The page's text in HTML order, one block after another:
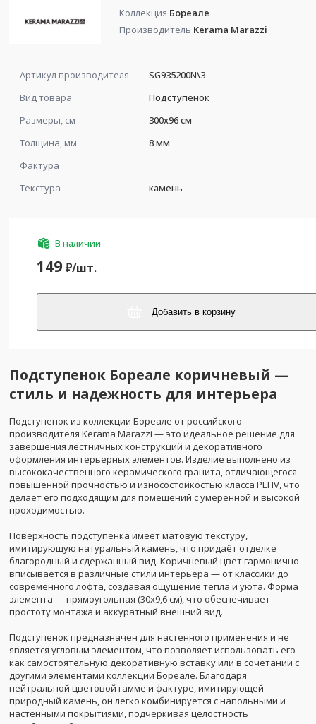
Коллекция Бореале
Производитель Kerama Marazzi
Артикул производителя
SG935200N\3
Вид товара
Подступенок
Размеры, см
300x96 см
Толщина, мм
8 мм
Фактура
Текстура
камень
В наличии
149 ₽/шт.
Добавить в корзину
Подступенок Бореале коричневый —
стиль и надежность для интерьера
Подступенок из коллекции Бореале от российского
производителя Kerama Marazzi — это идеальное решение для
завершения лестничных конструкций и декоративного
оформления интерьерных элементов. Изделие выполнено из
высококачественного керамического гранита, отличающегося
повышенной прочностью и износостойкостью класса PEI IV, что
делает его подходящим для помещений с умеренной и высокой
проходимостью.
Поверхность подступенка имеет матовую текстуру,
имитирующую натуральный камень, что придаёт отделке
благородный и сдержанный вид. Коричневый цвет гармонично
вписывается в различные стили интерьера — от классики до
современного лофта, создавая ощущение тепла и уюта. Форма
элемента — прямоугольная (30x9,6 см), что обеспечивает
простоту монтажа и аккуратный внешний вид.
Подступенок предназначен для настенного применения и не
является угловым элементом, что позволяет использовать его
как самостоятельную декоративную вставку или в сочетании с
другими элементами коллекции Бореале. Благодаря
нейтральной цветовой гамме и фактуре, имитирующей
природный камень, он легко комбинируется с напольными и
настенными покрытиями, подчёркивая целостность